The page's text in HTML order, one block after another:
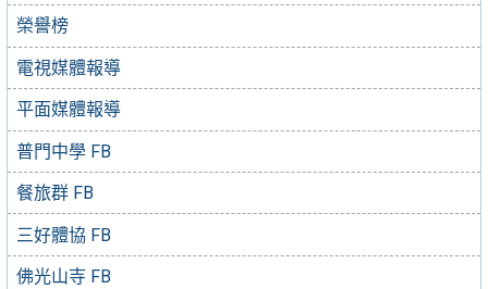
榮譽榜
電視媒體報導
平面媒體報導
普門中學 FB
餐旅群 FB
三好體協 FB
佛光山寺 FB